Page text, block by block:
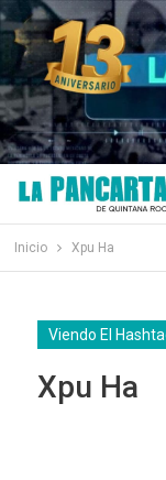
Inicio Xpu Ha
Viendo El
Xpu Ha